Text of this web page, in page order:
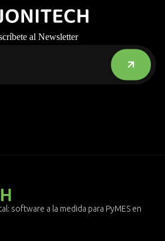
al Newsletter
software a la medida para PyMES en